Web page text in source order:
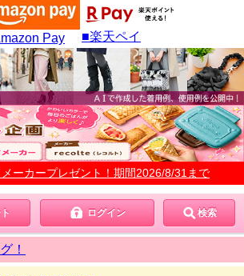
Pay ■楽天ペイ
ーカープレゼント！期間2026/8/31まで
ログイン 検索
！